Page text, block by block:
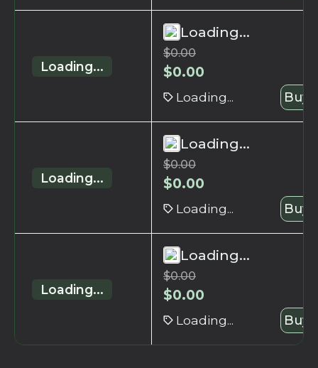
Loading...
Loading...
$0.00
$0.00
Loading... Buy
Loading...
Loading...
$0.00
$0.00
Loading... Buy
Loading...
Loading...
$0.00
$0.00
Loading... Buy